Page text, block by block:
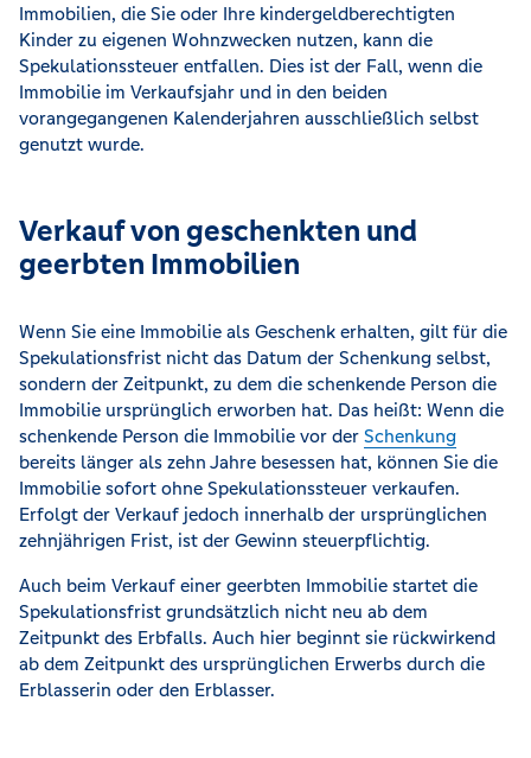
Immobilien, die Sie oder Ihre kindergeldberechtigten
Kinder zu eigenen Wohnzwecken nutzen, kann die
Spekulationssteuer entfallen. Dies ist der Fall, wenn die
Immobilie im Verkaufsjahr und in den beiden
vorangegangenen Kalenderjahren ausschließlich selbst
genutzt wurde.
Verkauf von geschenkten und
geerbten Immobilien
Wenn Sie eine Immobilie als Geschenk erhalten, gilt für die
Spekulationsfrist nicht das Datum der Schenkung selbst,
sondern der Zeitpunkt, zu dem die schenkende Person die
Immobilie ursprünglich erworben hat. Das heißt: Wenn die
schenkende Person die Immobilie vor der Schenkung
bereits länger als zehn Jahre besessen hat, können Sie die
Immobilie sofort ohne Spekulationssteuer verkaufen.
Erfolgt der Verkauf jedoch innerhalb der ursprünglichen
zehnjährigen Frist, ist der Gewinn steuerpflichtig.
Auch beim Verkauf einer geerbten Immobilie startet die
Spekulationsfrist grundsätzlich nicht neu ab dem
Zeitpunkt des Erbfalls. Auch hier beginnt sie rückwirkend
ab dem Zeitpunkt des ursprünglichen Erwerbs durch die
Erblasserin oder den Erblasser.